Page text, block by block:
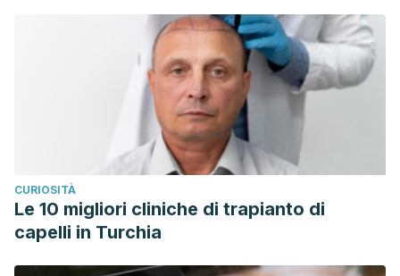
CURIOSITÀ
Le 10 migliori cliniche di trapianto di
capelli in Turchia